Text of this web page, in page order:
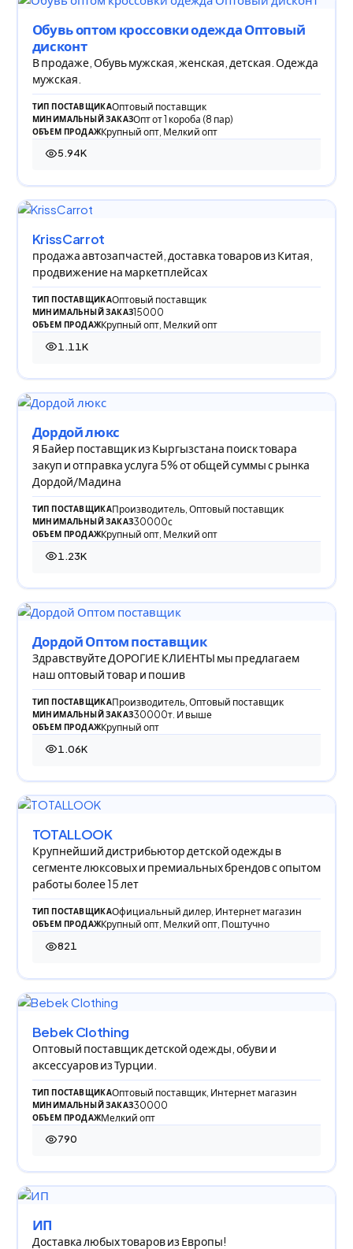
Обувь оптом кроссовки одежда Оптовый
дисконт
В продаже, Обувь мужская, женская, детская. Одежда
мужская.
ТИП ПОСТАВЩИКАОптовый поставщик
МИНИМАЛЬНЫЙ ЗАКАЗОпт от 1 короба (8 пар)
ОБЪЕМ ПРОДАЖКрупный опт, Мелкий опт
5.94K
5 939 просмотров
KrissCarrot
продажа автозапчастей, доставка товаров из Китая,
продвижение на маркетплейсах
ТИП ПОСТАВЩИКАОптовый поставщик
МИНИМАЛЬНЫЙ ЗАКАЗ15000
ОБЪЕМ ПРОДАЖКрупный опт, Мелкий опт
1.11K
1 108 просмотров
Дордой люкс
Я Байер поставщик из Кыргызстана поиск товара
закуп и отправка услуга 5% от общей суммы с рынка
Дордой/Мадина
ТИП ПОСТАВЩИКАПроизводитель, Оптовый поставщик
МИНИМАЛЬНЫЙ ЗАКАЗ30000с
ОБЪЕМ ПРОДАЖКрупный опт, Мелкий опт
1.23K
1 225 просмотров
Дордой Оптом поставщик
Здравствуйте ДОРОГИЕ КЛИЕНТЫ мы предлагаем
наш оптовый товар и пошив
ТИП ПОСТАВЩИКАПроизводитель, Оптовый поставщик
МИНИМАЛЬНЫЙ ЗАКАЗ30000т. И выше
ОБЪЕМ ПРОДАЖКрупный опт
1.06K
1 060 просмотров
TOTALLOOK
Крупнейший дистрибьютор детской одежды в
сегменте люксовых и премиальных брендов с опытом
работы более 15 лет
ТИП ПОСТАВЩИКАОфициальный дилер, Интернет магазин
ОБЪЕМ ПРОДАЖКрупный опт, Мелкий опт, Поштучно
821
821 просмотр
Bebek Clothing
Оптовый поставщик детской одежды, обуви и
аксессуаров из Турции.
ТИП ПОСТАВЩИКАОптовый поставщик, Интернет магазин
МИНИМАЛЬНЫЙ ЗАКАЗ30000
ОБЪЕМ ПРОДАЖМелкий опт
790
790 просмотров
ИП
Доставка любых товаров из Европы!